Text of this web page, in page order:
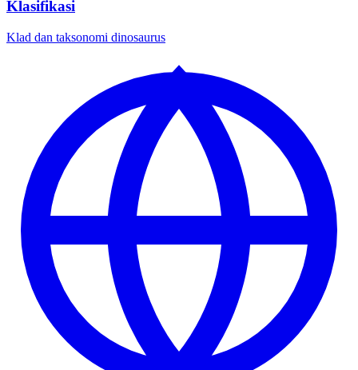
Klasifikasi
Klad dan taksonomi dinosaurus